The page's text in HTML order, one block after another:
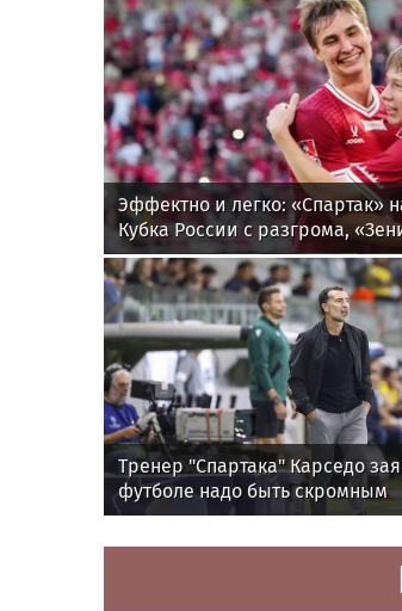
Эффектно и легко: «Спартак»
Кубка России с разгрома,
«Краснодару» помогли
Тренер "Спартака" Карседо
футболе надо быть скромным